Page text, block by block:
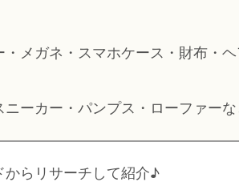
・メガネ・スマホケース・財布・
ーカー・パンプス・ローファーな
からリサーチして紹介♪